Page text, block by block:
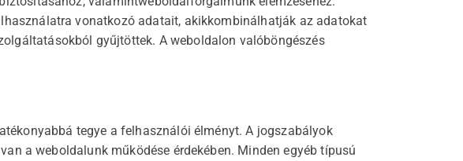
vonatkozó adatait, akikkombinálhatják az adatokat
gyűjtöttek. A weboldalon valóböngészés
tegye a felhasználói élményt. A jogszabályok
a weboldalunk működése érdekében. Minden egyéb típusú